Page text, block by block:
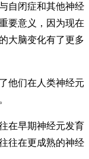
自闭症和其他神经
要意义，因为现在
大脑变化有了更多
他们在人类神经元
在早期神经元发育
往在更成熟的神经